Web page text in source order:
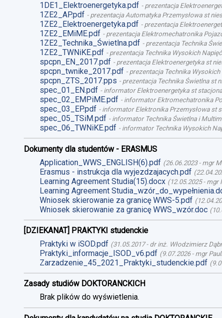
1DE1_Elektroenergetyka.pdf - prezentacja
1ZE2_AP.pdf - prezentacja Automatyka Przemysłowa st
1ZE2_Elektroenergetyka.pdf - prezentacja
1ZE2_EMiME.pdf - prezentacja Elektromechatronika
1ZE2_Technika_Świetlna.pdf - prezentacja Technika
1ZE2_TWNiKE.pdf - prezentacja Technika Wysokich
spcpn_EN_2017.pdf - prezentacja Elektroenergetyka st
spcpn_twnike_2017.pdf - prezentacja Technika
spcpn_ZTS_2017.pps - prezentacja Technika Świetlna st
spec_01_EN.pdf - informator Elektroenergetyka st
spec_02_EMPiME.pdf - informator Ektromechatronika
spec_03_EP.pdf - informator Elektronika Przemysłowa st
spec_05_TSiM.pdf - informator Technika Świetlna i
spec_06_TWNiKE.pdf - informator Technika Wysokich
Dokumenty dla studentów - ERASMUS
Application_WWS_ENGLISH(6).pdf (26.06.2023- mgr
Erasmus - instrukcja dla wyjezdzajacych.pdf (
Learning Agreement Studia(15).docx (12.05.2025- mgr
Learning Agreement
Wniosek skierowanie za granicę WWS-5.pdf (
Wniosek skierowanie za granicę WWS_wzór.doc (
[DZIEKANAT] PRAKTYKI studenckie
Praktyki w iSOD.pdf (31.05.2017- dr inż. Włodzimierz
Praktyki_informacje_ISOD_v6.pdf (9.07.2026- mgr
Zarzadzenie_45_2021_Praktyki_studenckie.pdf (
Zasady studiów DOKTORANCKICH
Brak plików do wyświetlenia.